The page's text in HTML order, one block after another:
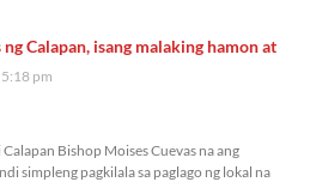
Calapan, isang malaking hamon at
5:18 pm
Bishop Moises Cuevas na ang
simpleng pagkilala sa paglago ng lokal na